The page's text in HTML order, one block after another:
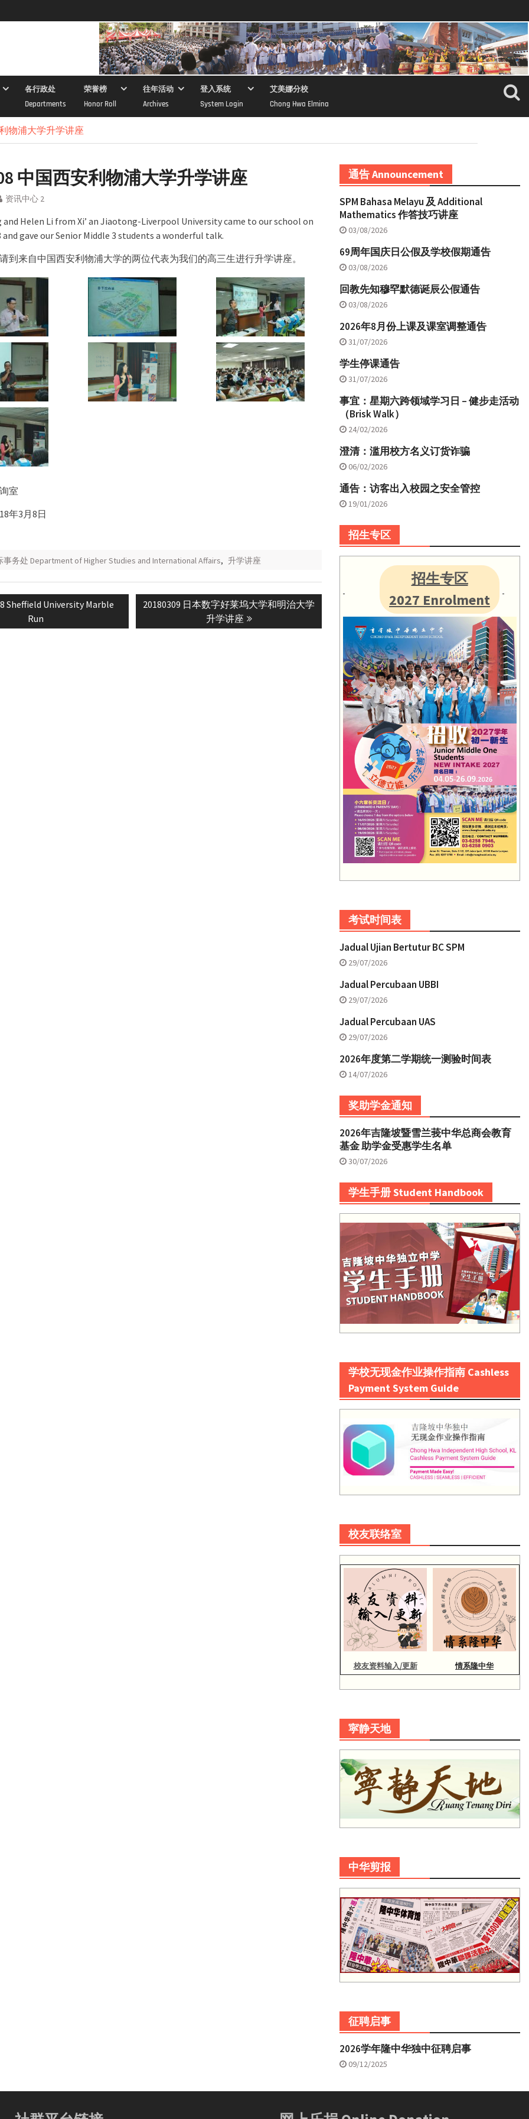
各行政处
Departments
荣誉榜
Honor Roll
往年活动
Archives
登入系统
System Login
艾美娜分校
Chong Hwa Elmina
物浦大学升学讲座
中国西安利物浦大学升学讲座
资讯中心 2
and Helen Li from Xi’ an Jiaotong-Liverpool University came to our school on
and gave our Senior Middle 3 students a wonderful talk.
到来自中国西安利物浦大学的两位代表为我们的高三生进行升学讲座。
室
年3月8日
务处 Department of Higher Studies and International Affairs, 升学讲座
Sheffield University Marble
Run
Next
20180309 日本数字好莱坞大学和明治大学
升学讲座
通告 Announcement
SPM Bahasa Melayu 及 Additional
Mathematics 作答技巧讲座
03/08/2026
69周年国庆日公假及学校假期通告
03/08/2026
回教先知穆罕默德诞辰公假通告
03/08/2026
2026年8月份上课及课室调整通告
31/07/2026
学生停课通告
31/07/2026
事宜：星期六跨领域学习日 – 健步走活动
（Brisk Walk）
24/02/2026
澄清：滥用校方名义订货诈骗
06/02/2026
通告：访客出入校园之安全管控
19/01/2026
招生专区
招生专区
2027 Enrolment
考试时间表
Jadual Ujian Bertutur BC SPM
29/07/2026
Jadual Percubaan UBBI
29/07/2026
Jadual Percubaan UAS
29/07/2026
2026年度第二学期统一测验时间表
14/07/2026
奖助学金通知
2026年吉隆坡暨雪兰莪中华总商会教育
基金 助学金受惠学生名单
30/07/2026
学生手册 Student Handbook
学校无现金作业操作指南 Cashless
Payment System Guide
校友联络室
校友资料输入/更新 情系隆中华
寜静天地
中华剪报
征聘启事
2026学年隆中华独中征聘启事
09/12/2025